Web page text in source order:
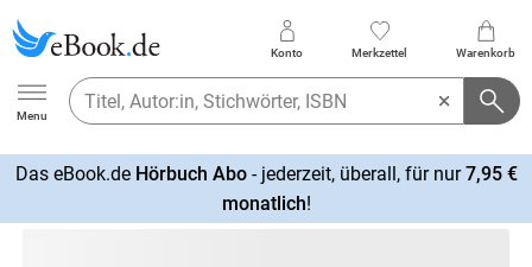
Ebook.de
Menu
Konto Merkzettel Warenkorb
Das eBook.de Hörbuch Abo- jederzeit, überall, für nur7,95 €
monatlich!